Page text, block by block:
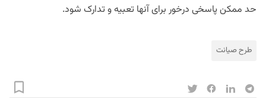
حد ممکن پاسخی درخور برای آنها تعبیه و تدارک شود.
طرح صیانت